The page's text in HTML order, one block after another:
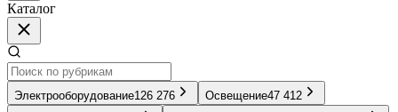
Каталог
Электрооборудование126 276 Освещение47 412